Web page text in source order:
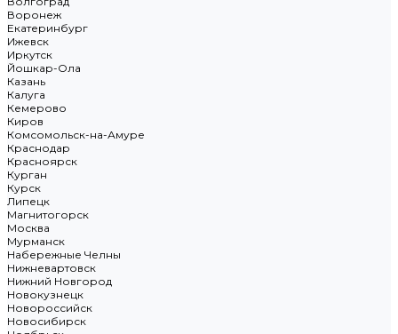
Воронеж
Екатеринбург
Ижевск
Иркутск
Йошкар-Ола
Казань
Калуга
Кемерово
Киров
Комсомольск-на-Амуре
Краснодар
Красноярск
Курган
Курск
Липецк
Магнитогорск
Москва
Мурманск
Набережные Челны
Нижневартовск
Нижний Новгород
Новокузнецк
Новороссийск
Новосибирск